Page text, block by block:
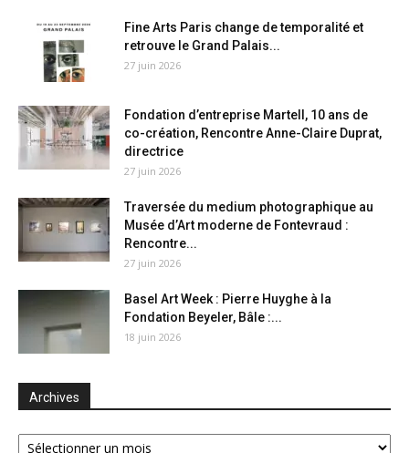
Fine Arts Paris change de temporalité et
retrouve le Grand Palais...
27 juin 2026
Fondation d’entreprise Martell, 10 ans de
co-création, Rencontre Anne-Claire Duprat,
directrice
27 juin 2026
Traversée du medium photographique au
Musée d’Art moderne de Fontevraud :
Rencontre...
27 juin 2026
Basel Art Week : Pierre Huyghe à la
Fondation Beyeler, Bâle :...
18 juin 2026
Archives
Archives